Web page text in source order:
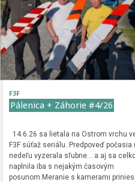
F3F
Pálenica + Záhorie #4/26
14.6.26 sa lietala na Ostrom vrchu
F3F súťaž seriálu. Predpoveď počasia
nedeľu vyzerala sľubne… a aj sa
naplnila iba s nejakým časovým
posunom.Meranie s kamerami